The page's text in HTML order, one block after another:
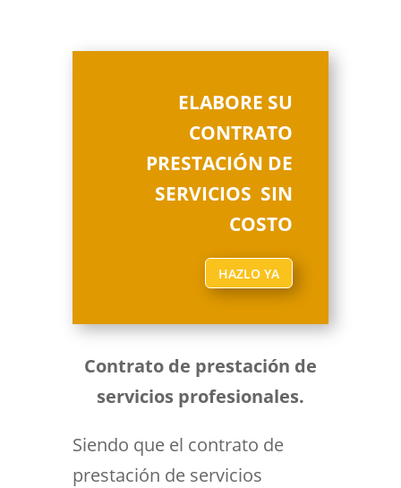
ELABORE SU
CONTRATO
PRESTACIÓN DE
SERVICIOS SIN
COSTO
HAZLO YA
Contrato de prestación de
servicios profesionales.
Siendo que el contrato de
prestación de servicios